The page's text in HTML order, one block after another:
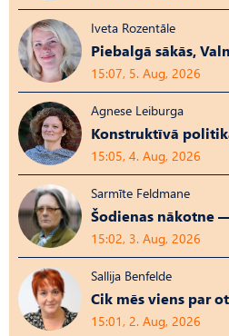
Iveta Rozentāle
Piebalgā sākās,
15:07, 5. Aug, 2026
Agnese Leiburga
Konstruktīvā
15:05, 4. Aug, 2026
Sarmīte Feldmane
Šodienas nākotne
15:02, 3. Aug, 2026
Sallija Benfelde
Cik mēs viens par
15:01, 2. Aug, 2026